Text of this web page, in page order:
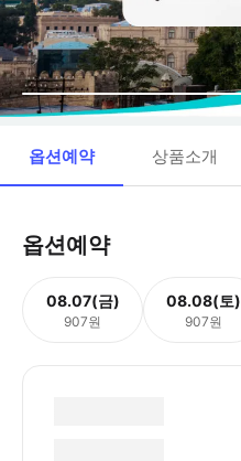
옵션예약 상품소개
옵션예약
08.07(금)
907원
08.08(토)
907원